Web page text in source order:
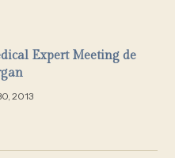
Expert Meeting de
2013